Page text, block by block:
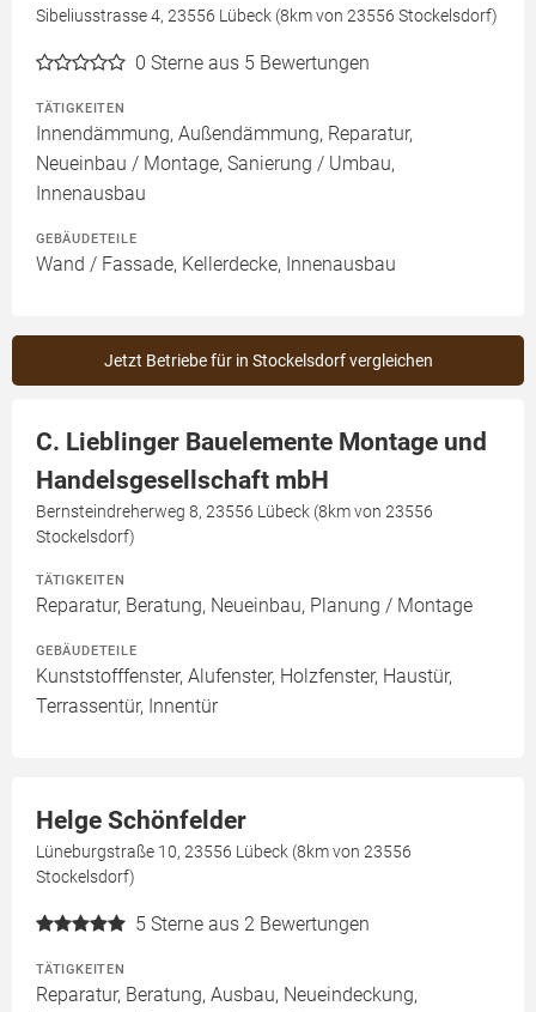
Sibeliusstrasse 4, 23556 Lübeck (8km von 23556 Stockelsdorf)
0 Sterne aus 5 Bewertungen
TÄTIGKEITEN
Innendämmung, Außendämmung, Reparatur,
Neueinbau / Montage, Sanierung / Umbau,
Innenausbau
GEBÄUDETEILE
Wand / Fassade, Kellerdecke, Innenausbau
Jetzt Betriebe für in Stockelsdorf vergleichen
C. Lieblinger Bauelemente Montage und
Handelsgesellschaft mbH
Bernsteindreherweg 8, 23556 Lübeck (8km von 23556
Stockelsdorf)
TÄTIGKEITEN
Reparatur, Beratung, Neueinbau, Planung / Montage
GEBÄUDETEILE
Kunststofffenster, Alufenster, Holzfenster, Haustür,
Terrassentür, Innentür
Helge Schönfelder
Lüneburgstraße 10, 23556 Lübeck (8km von 23556
Stockelsdorf)
5 Sterne aus 2 Bewertungen
TÄTIGKEITEN
Reparatur, Beratung, Ausbau, Neueindeckung,